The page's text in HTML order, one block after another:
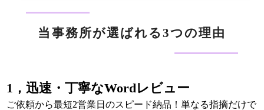
当事務所が選ばれる3つの理由
1，迅速・丁寧なWordレビュー
ご依頼から最短2営業日のスピード納品！単なる指摘だけで